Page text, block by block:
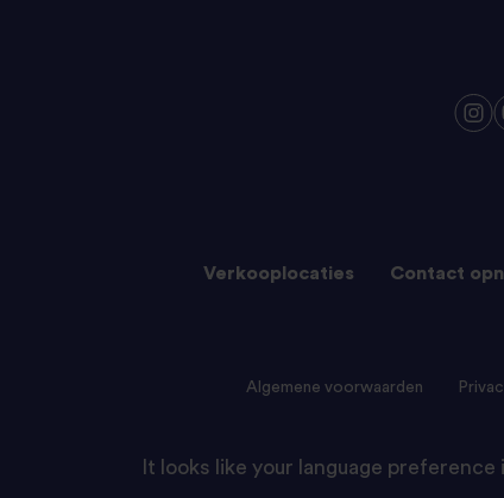
Verkooplocaties Contact
Algemene voorwaarden
© 2024 Tilda Rice. Tilde Rice is
It looks like your language preference